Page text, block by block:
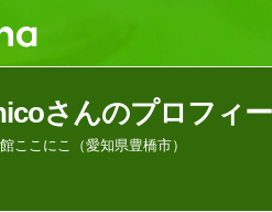
さんのプロフィ
ここにこ（愛知県豊橋市）